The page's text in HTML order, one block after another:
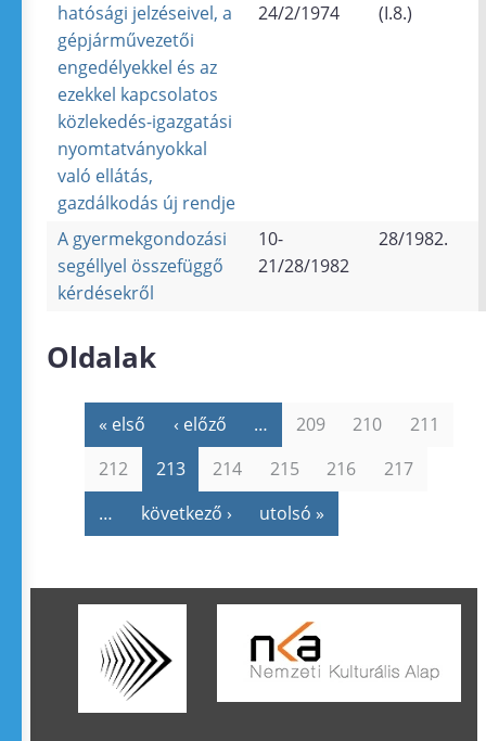
hatósági jelzéseivel, a
gépjárművezetői
engedélyekkel és az
ezekkel kapcsolatos
közlekedés-igazgatási
nyomtatványokkal
való ellátás,
gazdálkodás új rendje
24/2/1974
(I.8.)
A gyermekgondozási
segéllyel összefüggő
kérdésekről
10-
21/28/1982
28/1982.
Oldalak
« első ‹ előző … 209 210
211
212
213 214 215 216
217
…
következő › utolsó »